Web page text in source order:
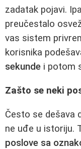
zadatak pojavi.
preučestalo
vas sistem
korisnika
sekunde i potom
Zašto se neki
Često se dešava
ne uđe u istoriju.
poslove sa